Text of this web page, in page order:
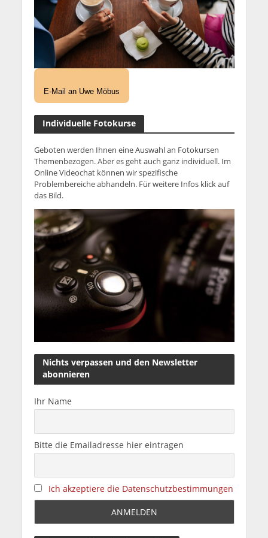
E-Mail an Uwe Möbus
Individuelle Fotokurse
Geboten werden Ihnen eine Auswahl an Fotokursen
Themenbezogen. Aber es geht auch ganz individuell. Im
Online Videochat können wir spezifische
Problembereiche abhandeln. Für weitere Infos klick auf
das Bild.
Nichts verpassen und den Newsletter
abonnieren
Ihr Name
Bitte die Emailadresse hier eintragen
Ich akzeptiere die Datenschutzbestimmungen